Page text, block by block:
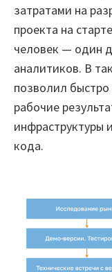
затратами на
проекта на
человек — один
аналитиков. В
позволил быстро
рабочие
инфраструктуры
кода.